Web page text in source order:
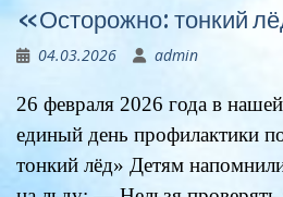
«Осторожно: тонкий
04.03.2026 admin
26 февраля 2026 года в
единый день профилактики
тонкий лёд» Детям